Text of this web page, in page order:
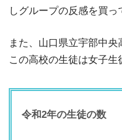
しグループの反感を買っ
また、山口県立宇部中央
この高校の生徒は女子生
令和2年の生徒の数